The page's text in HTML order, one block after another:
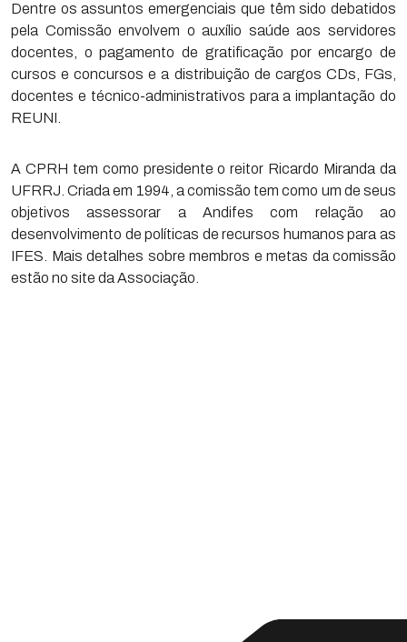
Dentre os assuntos emergenciais que têm sido debatidos
pela Comissão envolvem o auxílio saúde aos servidores
docentes, o pagamento de gratificação por encargo de
cursos e concursos e a distribuição de cargos CDs, FGs,
docentes e técnico-administrativos para a implantação do
REUNI.
A CPRH tem como presidente o reitor Ricardo Miranda da
UFRRJ. Criada em 1994, a comissão tem como um de seus
objetivos assessorar a Andifes com relação ao
desenvolvimento de políticas de recursos humanos para as
IFES. Mais detalhes sobre membros e metas da comissão
estão no site da Associação.